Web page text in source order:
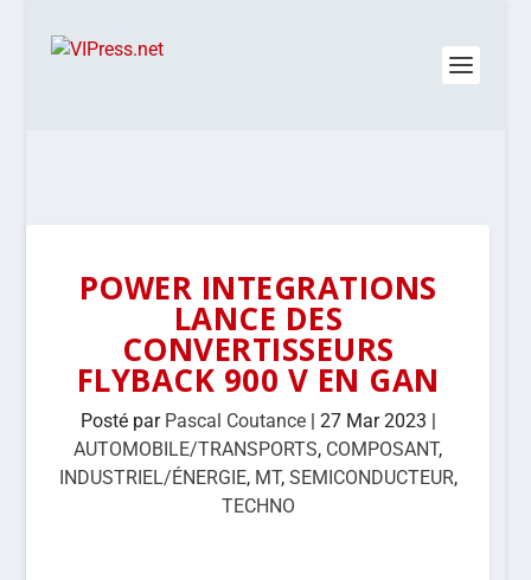
POWER INTEGRATIONS
LANCE DES
CONVERTISSEURS
FLYBACK 900 V EN GAN
Posté par Pascal Coutance| 27 Mar 2023 |
AUTOMOBILE/TRANSPORTS, COMPOSANT,
INDUSTRIEL/ÉNERGIE, MT, SEMICONDUCTEUR,
TECHNO